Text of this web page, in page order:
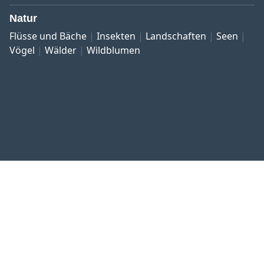
Natur
Flüsse und Bäche Insekten Landschaften
Seen
Vögel
Wälder Wildblumen